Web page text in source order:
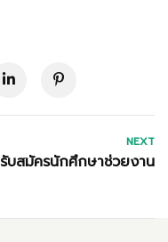
NEXT
รับสมัครนักศึกษาช่วยงาน